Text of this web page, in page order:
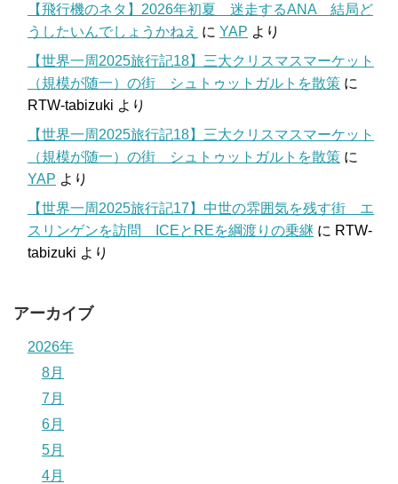
【飛行機のネタ】2026年初夏 迷走するANA 結局ど
うしたいんでしょうかねえ に YAP より
【世界一周2025旅行記18】三大クリスマスマーケット
（規模が随一）の街 シュトゥットガルトを散策 に
RTW-tabizuki より
【世界一周2025旅行記18】三大クリスマスマーケット
（規模が随一）の街 シュトゥットガルトを散策 に
YAP より
【世界一周2025旅行記17】中世の雰囲気を残す街 エ
スリンゲンを訪問 ICEとREを綱渡りの乗継 に RTW-
tabizuki より
アーカイブ
2026年
8月
7月
6月
5月
4月